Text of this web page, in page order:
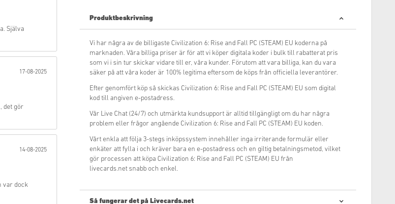
Själva
17-08-2025
det gör
14-08-2025
var dock
Produktbeskrivning
Vi har några av de billigaste Civilization 6: Rise and Fall PC (STEAM) EU koderna på
marknaden. Våra billiga priser är för att vi köper digitala koder i bulk till rabatterat pris
som vi i sin tur skickar vidare till er, våra kunder. Förutom att vara billiga, kan du vara
säker på att våra koder är 100% legitima eftersom de köps från officiella leverantörer.
Efter genomfört köp så skickas Civilization 6: Rise and Fall PC (STEAM) EU som digital
kod till angiven e-postadress.
Vår Live Chat (24/7) och utmärkta kundsupport är alltid tillgängligt om du har några
problem eller frågor angående Civilization 6: Rise and Fall PC (STEAM) EU koden.
Vårt enkla att följa 3-stegs inköpssystem innehåller inga irriterande formulär eller
enkäter att fylla i och kräver bara en e-postadress och en giltig betalningsmetod, vilket
gör processen att köpa Civilization 6: Rise and Fall PC (STEAM) EU från
livecards.net snabb och enkel.
Så fungerar det på Livecards.net